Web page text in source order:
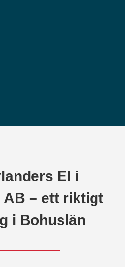
El i
AB – ett riktigt
i Bohuslän